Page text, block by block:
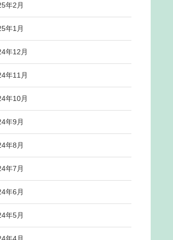
年2月
年1月
年12月
年11月
年10月
年9月
年8月
年7月
年6月
年5月
年4月